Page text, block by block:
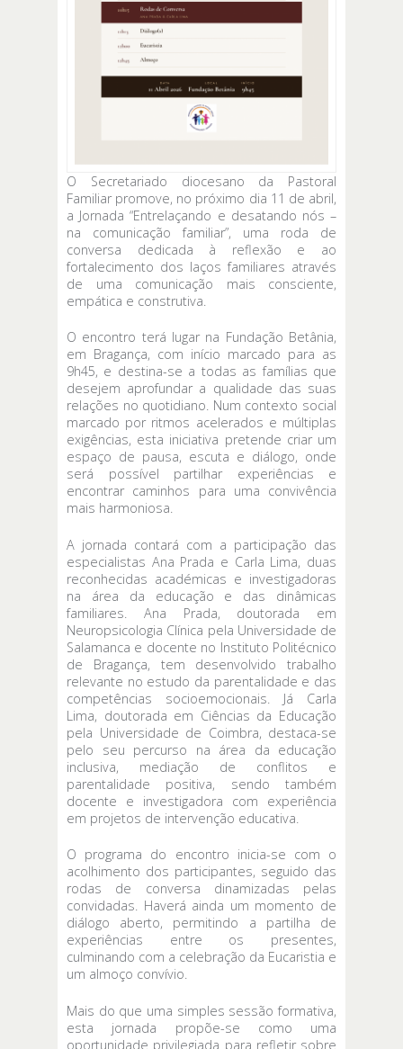
O Secretariado diocesano da Pastoral
Familiar promove, no próximo dia 11 de abril,
a Jornada “Entrelaçando e desatando nós –
na comunicação familiar”, uma roda de
conversa dedicada à reflexão e ao
fortalecimento dos laços familiares através
de uma comunicação mais consciente,
empática e construtiva.
O encontro terá lugar na Fundação Betânia,
em Bragança, com início marcado para as
9h45, e destina-se a todas as famílias que
desejem aprofundar a qualidade das suas
relações no quotidiano. Num contexto social
marcado por ritmos acelerados e múltiplas
exigências, esta iniciativa pretende criar um
espaço de pausa, escuta e diálogo, onde
será possível partilhar experiências e
encontrar caminhos para uma convivência
mais harmoniosa.
A jornada contará com a participação das
especialistas Ana Prada e Carla Lima, duas
reconhecidas académicas e investigadoras
na área da educação e das dinâmicas
familiares. Ana Prada, doutorada em
Neuropsicologia Clínica pela Universidade de
Salamanca e docente no Instituto Politécnico
de Bragança, tem desenvolvido trabalho
relevante no estudo da parentalidade e das
competências socioemocionais. Já Carla
Lima, doutorada em Ciências da Educação
pela Universidade de Coimbra, destaca-se
pelo seu percurso na área da educação
inclusiva, mediação de conflitos e
parentalidade positiva, sendo também
docente e investigadora com experiência
em projetos de intervenção educativa.
O programa do encontro inicia-se com o
acolhimento dos participantes, seguido das
rodas de conversa dinamizadas pelas
convidadas. Haverá ainda um momento de
diálogo aberto, permitindo a partilha de
experiências entre os presentes,
culminando com a celebração da Eucaristia e
um almoço convívio.
Mais do que uma simples sessão formativa,
esta jornada propõe-se como uma
oportunidade privilegiada para refletir sobre